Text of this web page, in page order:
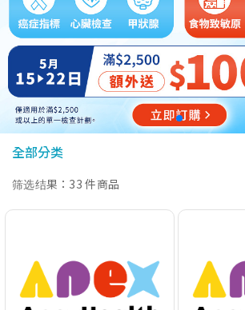
@section InlineScriptsHead {
全部分类
筛选结果：33 件商品